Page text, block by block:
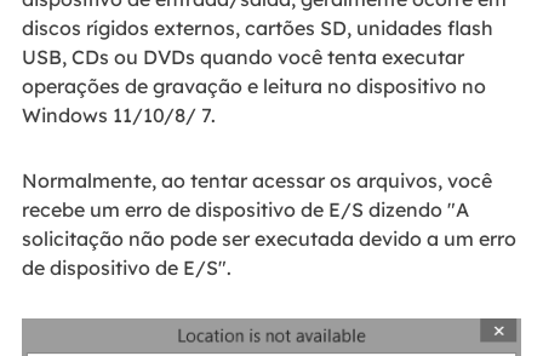
discos rígidos externos, cartões SD, unidades flash
USB, CDs ou DVDs quando você tenta executar
operações de gravação e leitura no dispositivo no
Windows 11/10/8/ 7.
Normalmente, ao tentar acessar os arquivos, você
recebe um erro de dispositivo de E/S dizendo "A
solicitação não pode ser executada devido a um erro
de dispositivo de E/S".